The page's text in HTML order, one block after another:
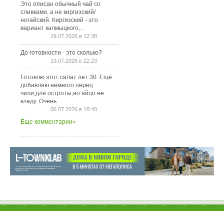
Это описан обычный чай со
сливками, а не киргизский/
ногайский. Киргизский - это
вариант калмыцкого,...
29.07.2026 в 12:38
До готовности - это сколько?
13.07.2026 в 22:23
Готовлю этот салат лет 30. Ещё
добавляю немного перец
чили,для остроты,но яйцо не
кладу. Очень...
06.07.2026 в 18:48
Еще комментарии»